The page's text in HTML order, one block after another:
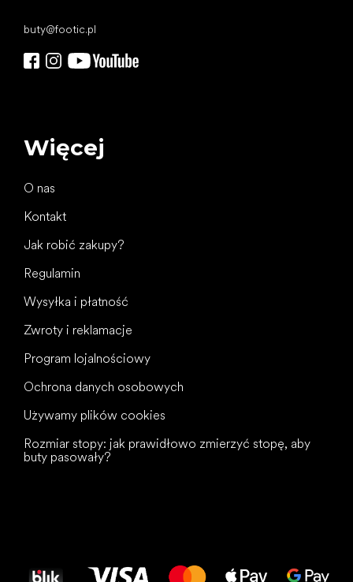
buty@footic.pl
Więcej
O nas
Kontakt
Jak robić zakupy?
Regulamin
Wysyłka i płatność
Zwroty i reklamacje
Program lojalnościowy
Ochrona danych osobowych
Używamy plików cookies
Rozmiar stopy: jak prawidłowo zmierzyć stopę, aby
buty pasowały?